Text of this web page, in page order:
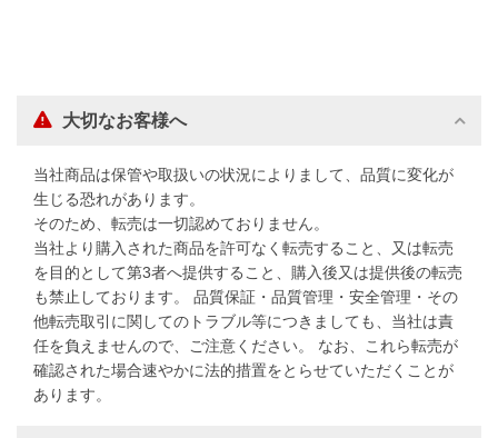
大切なお客様へ
当社商品は保管や取扱いの状況によりまして、品質に変化が
生じる恐れがあります。
そのため、転売は一切認めておりません。
当社より購入された商品を許可なく転売すること、又は転売
を目的として第3者へ提供すること、購入後又は提供後の転売
も禁止しております。 品質保証・品質管理・安全管理・その
他転売取引に関してのトラブル等につきましても、当社は責
任を負えませんので、ご注意ください。 なお、これら転売が
確認された場合速やかに法的措置をとらせていただくことが
あります。